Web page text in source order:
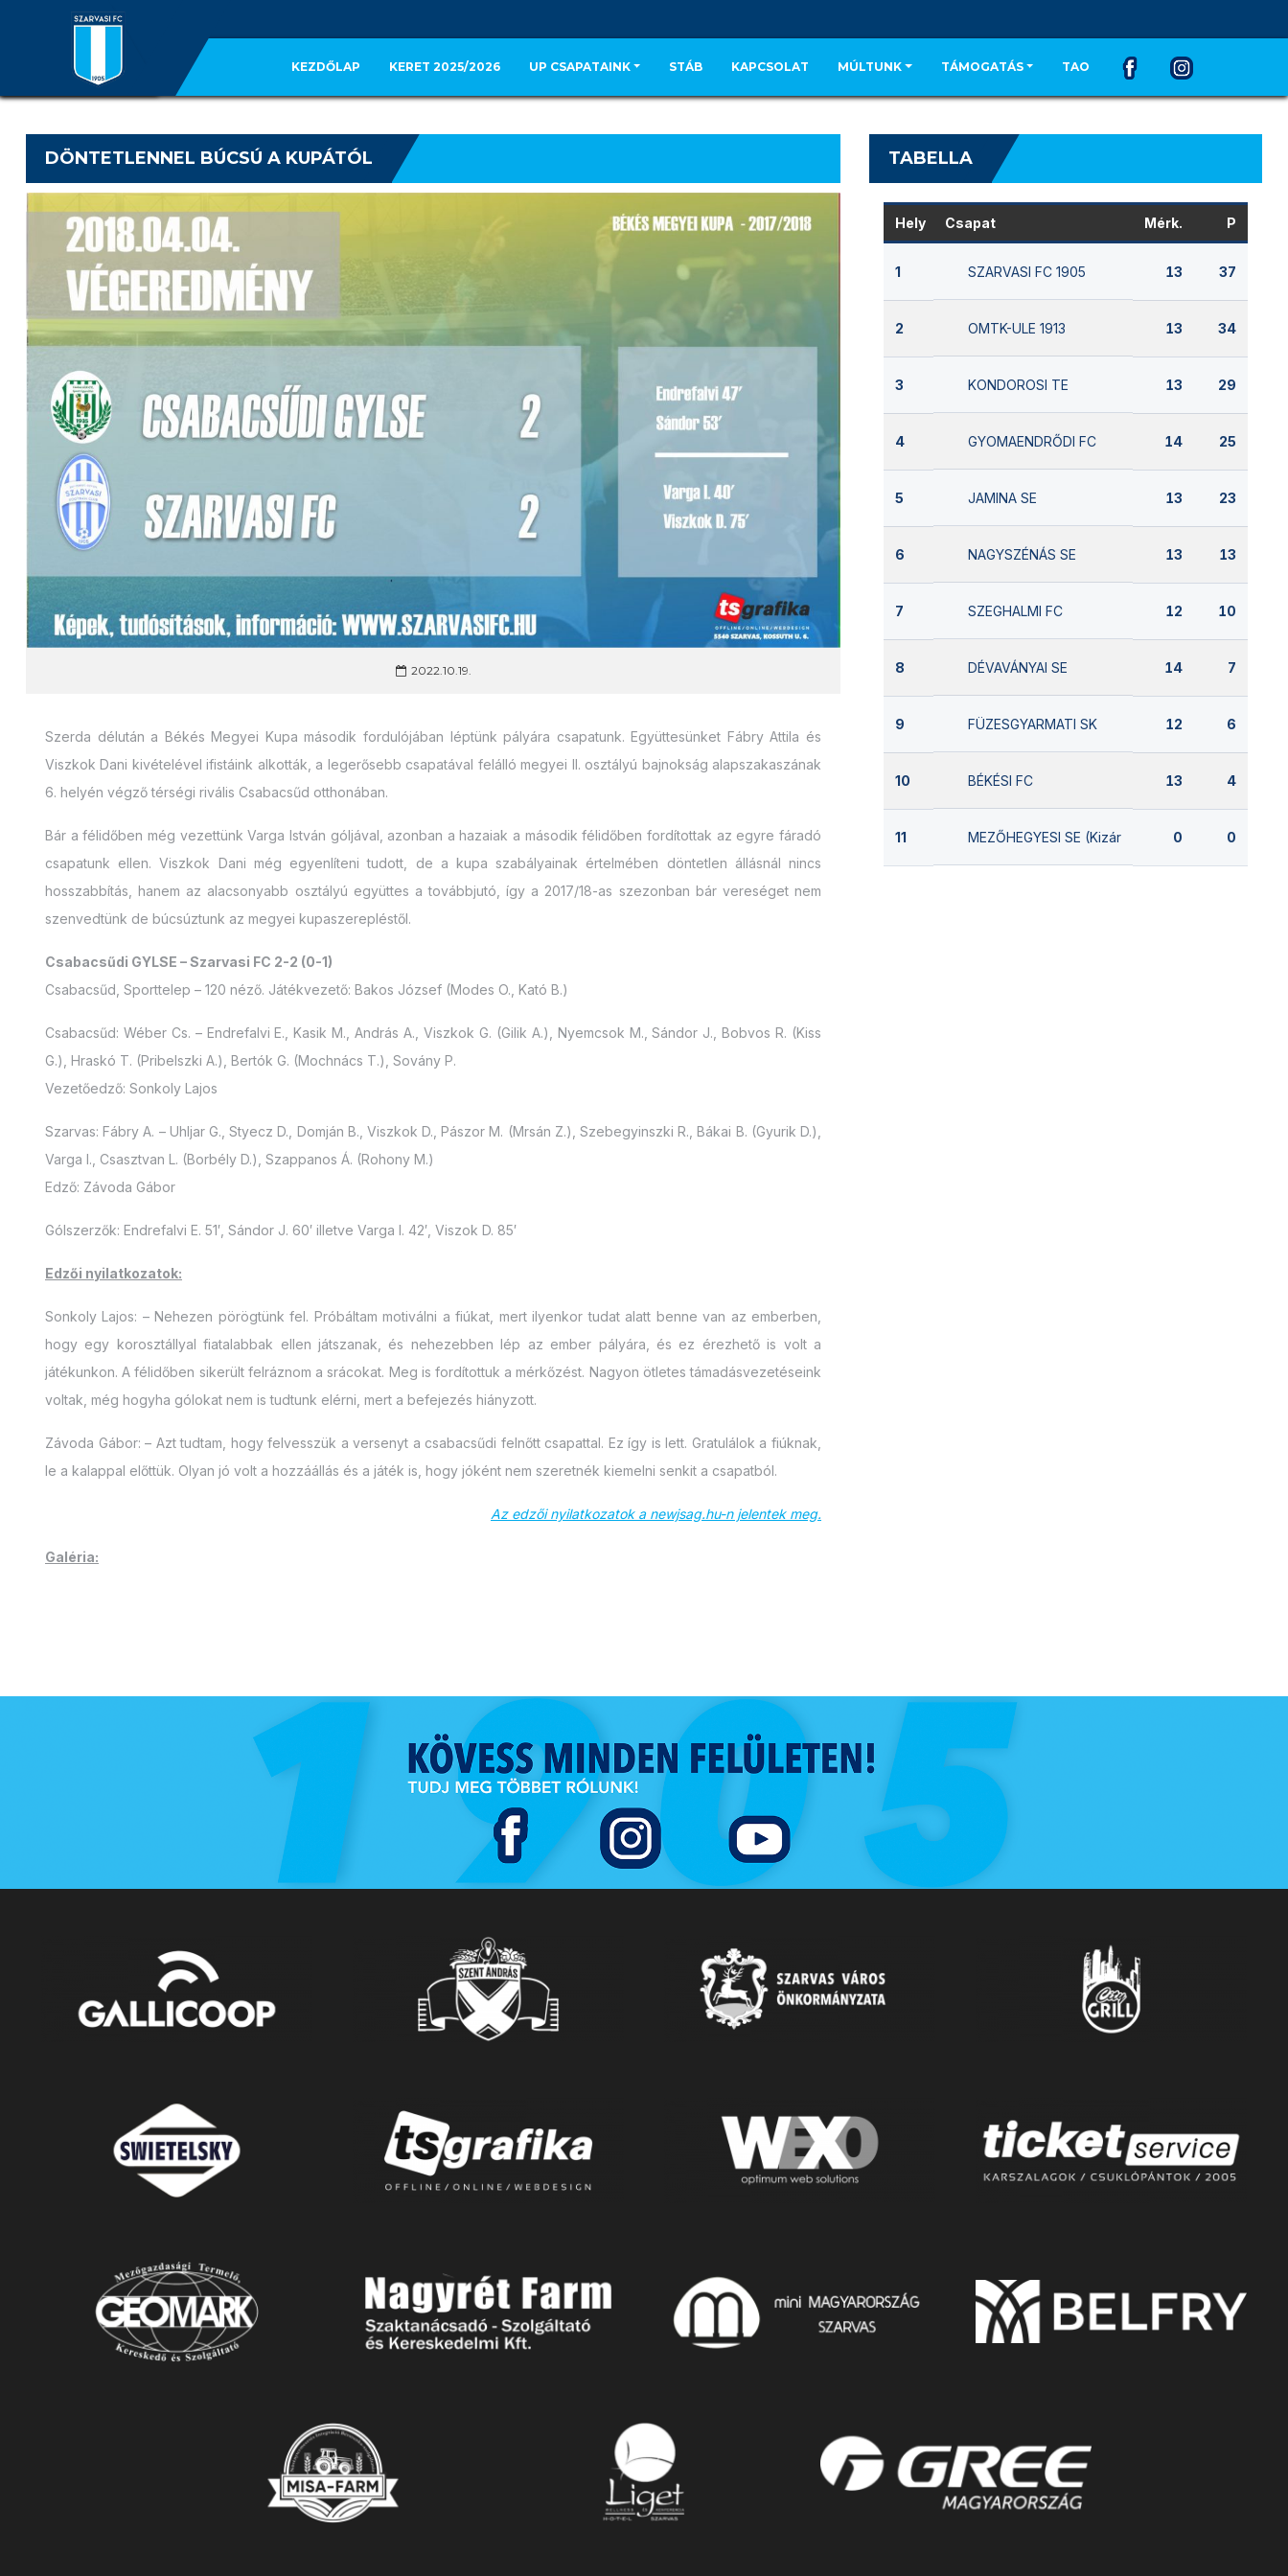
KEZDŐLAP KERET 2025/2026 UP CSAPATAINK STÁB KAPCSOLAT MÚLTUNK TÁMOGATÁS TAO
DÖNTETLENNEL BÚCSÚ A KUPÁTÓL
2022.10.19.
Szerda délután a Békés Megyei Kupa második fordulójában léptünk pályára csapatunk. Együttesünket Fábry Attila és
Viszkok Dani kivételével ifistáink alkották, a legerősebb csapatával felálló megyei II. osztályú bajnokság alapszakaszának
6. helyén végző térségi rivális Csabacsűd otthonában.
Bár a félidőben még vezettünk Varga István góljával, azonban a hazaiak a második félidőben fordítottak az egyre fáradó
csapatunk ellen. Viszkok Dani még egyenlíteni tudott, de a kupa szabályainak értelmében döntetlen állásnál nincs
hosszabbítás, hanem az alacsonyabb osztályú együttes a továbbjutó, így a 2017/18-as szezonban bár vereséget nem
szenvedtünk de búcsúztunk az megyei kupaszerepléstől.
Csabacsűdi GYLSE – Szarvasi FC 2-2 (0-1)
Csabacsűd, Sporttelep – 120 néző. Játékvezető: Bakos József (Modes O., Kató B.)
Csabacsűd: Wéber Cs. – Endrefalvi E., Kasik M., András A., Viszkok G. (Gilik A.), Nyemcsok M., Sándor J., Bobvos R. (Kiss
G.), Hraskó T. (Pribelszki A.), Bertók G. (Mochnács T.), Sovány P.
Vezetőedző: Sonkoly Lajos
Szarvas: Fábry A. – Uhljar G., Styecz D., Domján B., Viszkok D., Pászor M. (Mrsán Z.), Szebegyinszki R., Bákai B. (Gyurik D.),
Varga I., Csasztvan L. (Borbély D.), Szappanos Á. (Rohony M.)
Edző: Závoda Gábor
Gólszerzők: Endrefalvi E. 51′, Sándor J. 60′ illetve Varga I. 42′, Viszok D. 85′
Edzői nyilatkozatok:
Sonkoly Lajos: – Nehezen pörögtünk fel. Próbáltam motiválni a fiúkat, mert ilyenkor tudat alatt benne van az emberben,
hogy egy korosztállyal fiatalabbak ellen játszanak, és nehezebben lép az ember pályára, és ez érezhető is volt a
játékunkon. A félidőben sikerült felráznom a srácokat. Meg is fordítottuk a mérkőzést. Nagyon ötletes támadásvezetéseink
voltak, még hogyha gólokat nem is tudtunk elérni, mert a befejezés hiányzott.
Závoda Gábor: – Azt tudtam, hogy felvesszük a versenyt a csabacsűdi felnőtt csapattal. Ez így is lett. Gratulálok a fiúknak,
le a kalappal előttük. Olyan jó volt a hozzáállás és a játék is, hogy jóként nem szeretnék kiemelni senkit a csapatból.
Az edzői nyilatkozatok a newjsag.hu-n jelentek meg.
Galéria:
TABELLA
Hely Csapat Mérk. P
1 SZARVASI FC 1905 13 37
2 OMTK-ULE 1913 13 34
3 KONDOROSI TE 13 29
4 GYOMAENDRŐDI FC 14 25
5 JAMINA SE 13 23
6 NAGYSZÉNÁS SE 13 13
7 SZEGHALMI FC 12 10
8 DÉVAVÁNYAI SE 14 7
9 FÜZESGYARMATI SK 12 6
10 BÉKÉSI FC 13 4
11 MEZŐHEGYESI SE (Kizárva) 0 0